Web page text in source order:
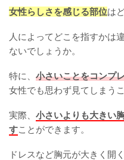
女性らしさを感じる部位は
人によってどこを指すかは
ないでしょうか。
特に、 小さいことをコンプ
女性でも思わず見てしまう
実際、 小さいよりも大きい
すことができます。
ドレスなど胸元が大きく開